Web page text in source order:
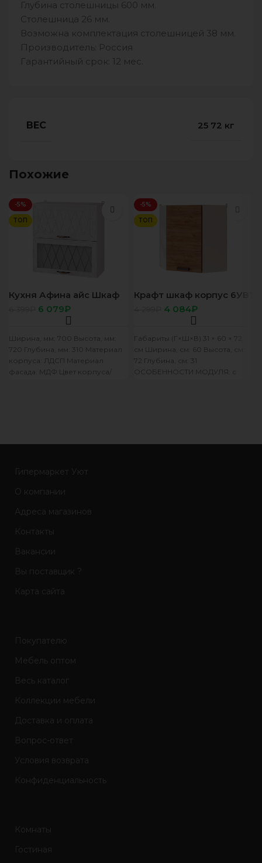
Глубина столешницы 600 мм.
Столешница 26 мм.
Возможна комплектация столешницей 38 мм.
Производитель: Россия
Гарантийный срок: 12 мес.
ВЕС 25 72 кг
Похожие
-5%
ТОП
Кухня Афина айс Шкаф
7В3 корп белый, фасад
7В3 Афина айс
6 079₽
Ширина, мм: 700 Высота, мм:
720 Глубина, мм: 310 Материал
корпуса: ЛДСП Материал
фасада: МДФ Цвет корпуса/
-5%
ТОП
Крафт шкаф корпус 6УВ1
фасад 6УВ1
4 084₽
Габариты (Г×Ш×В) 31 × 60 × 72
см Ширина, см: 60 Высота, см:
72 Глубина, см: 31
ОСОБЕННОСТИ МОДУЛЯ: с
Гипермаркет Уют
О компании
Адреса магазинов
Контакты
Вакансии
Вы поставщик ?
Карта сайта
Покупателю
Мебель оптом
Весь каталог
Коллекции мебели
Доставка и оплата
Вопрос-ответ
Условия возврата
Конфиденциальность
Комнаты
Гостиная